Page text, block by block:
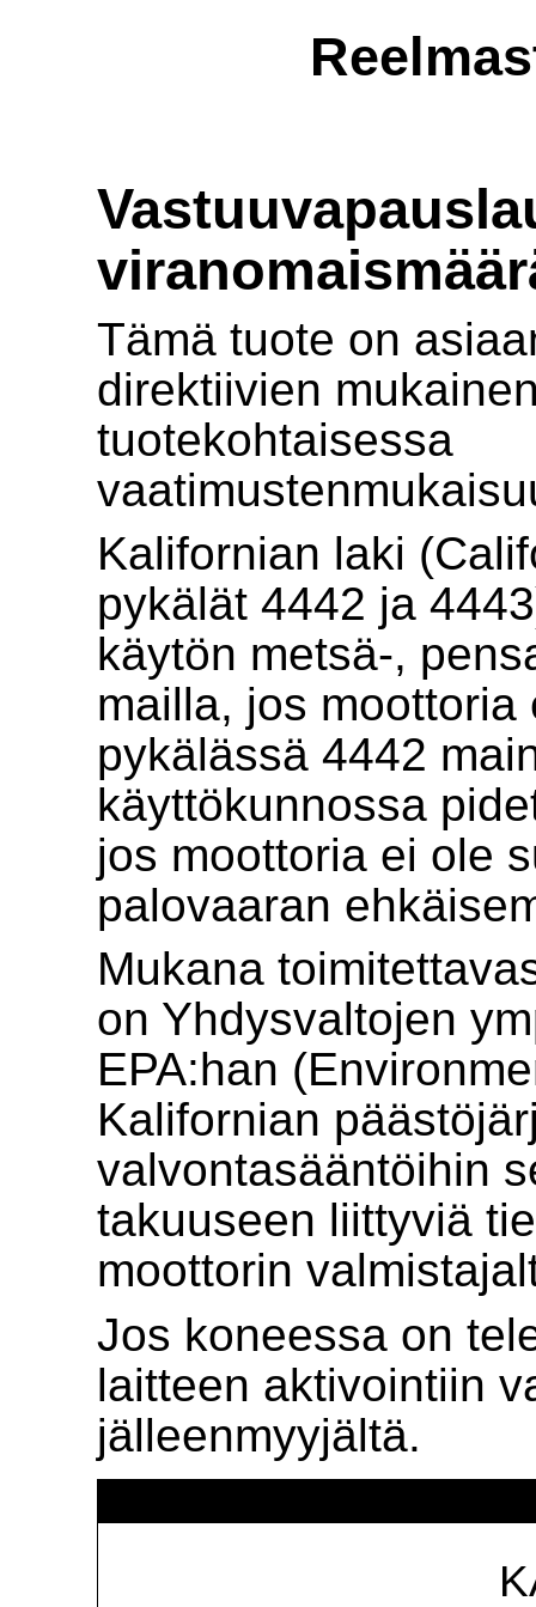
Tämä tuote on
direktiivien
tuotekohtaisessa
Kalifornian laki
pykälät 4442 ja
käytön metsä-,
mailla, jos
pykälässä 4442
käyttökunnossa
jos moottoria ei ole
palovaaran
Mukana
on Yhdysvaltojen
EPA:han
Kalifornian
valvontasääntöihin
takuuseen liittyviä
moottorin
Jos koneessa on
laitteen aktivointiin
jälleenmyyjältä.